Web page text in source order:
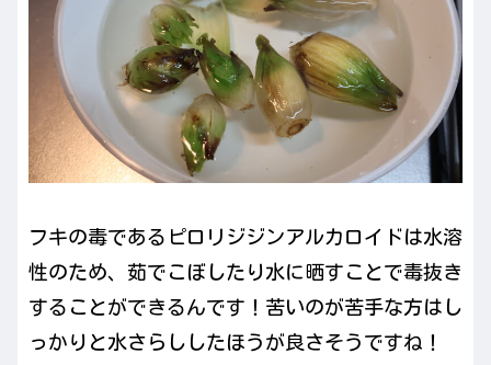
フキの毒であるピロリジジンアルカロイドは水溶
性のため、茹でこぼしたり水に晒すことで毒抜き
することができるんです！苦いのが苦手な方はし
っかりと水さらししたほうが良さそうですね！